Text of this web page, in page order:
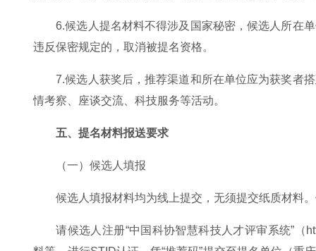
6.候选人提名材料不得涉及国家秘密，候选人所在
违反保密规定的，取消被提名资格。
7.候选人获奖后，推荐渠道和所在单位应为获奖者
情考察、座谈交流、科技服务等活动。
五、提名材料报送要求
（一）候选人填报
候选人填报材料均为线上提交，无须提交纸质材料
请候选人注册“中国科协智慧科技人才评审系统”（